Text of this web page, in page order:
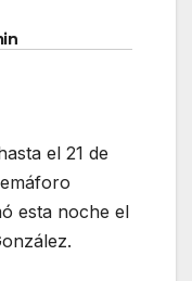
el 21 de
esta noche el